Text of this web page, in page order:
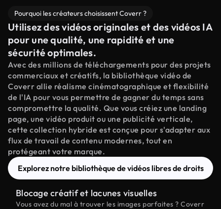
Pourquoi les créateurs choisissent Coverr ?
Utilisez des vidéos originales et des vidéos IA
pour une qualité, une rapidité et une
sécurité optimales.
Avec des millions de téléchargements pour des projets
commerciaux et créatifs, la bibliothèque vidéo de
Coverr allie réalisme cinématographique et flexibilité
de l'IA pour vous permettre de gagner du temps sans
compromettre la qualité. Que vous créiez une landing
page, une vidéo produit ou une publicité verticale,
cette collection hybride est conçue pour s'adapter aux
flux de travail de contenu modernes, tout en
protégeant votre marque.
Explorez notre bibliothèque de vidéos libres de droits
Blocage créatif et lacunes visuelles
Vous avez du mal à trouver les images parfaites ? Coverr